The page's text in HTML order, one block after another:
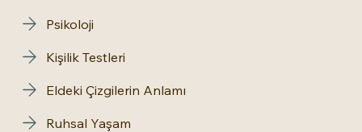
Psikoloji
Kişilik Testleri
Eldeki Çizgilerin Anlamı
Ruhsal Yaşam